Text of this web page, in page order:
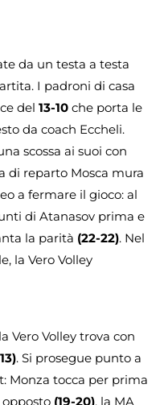
da un testa a testa
I padroni di casa
del 13-10 che porta le
da coach Eccheli.
scossa ai suoi con
di reparto Mosca mura
a fermare il gioco: al
di Atanasov prima e
la parità (22-22). Nel
la Vero Volley
Vero Volley trova con
. Si prosegue punto a
Monza tocca per prima
opposto (19-20), la MA